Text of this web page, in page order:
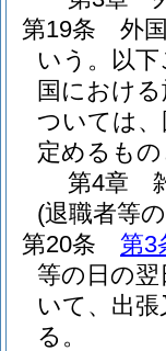
第19条
外
いう。以
国におけ
ついては
定めるも
第4章
(退職者等
第20条
第3
等の日の
いて、出
る。